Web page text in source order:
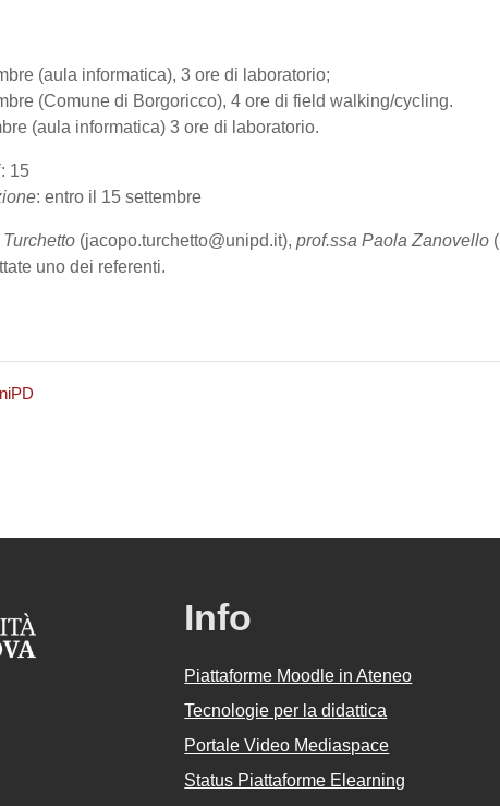
(aula informatica), 3 ore di laboratorio;
(Comune di Borgoricco), 4 ore di field walking/cycling.
(aula informatica) 3 ore di laboratorio.
: 15
: entro il 15 settembre
(jacopo.turchetto@unipd.it), prof.ssa Paola Zanovello
uno dei referenti.
Info
Piattaforme Moodle in Ateneo
Tecnologie per la didattica
Portale Video Mediaspace
Status Piattaforme Elearning